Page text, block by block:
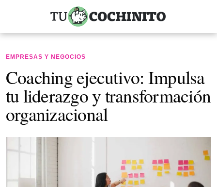
EMPRESAS Y NEGOCIOS
Coaching ejecutivo: Impulsa
tu liderazgo y transformación
organizacional